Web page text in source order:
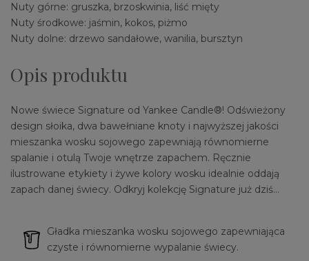
Nuty górne: gruszka, brzoskwinia, liść mięty
Nuty środkowe: jaśmin, kokos, piżmo
Nuty dolne: drzewo sandałowe, wanilia, bursztyn
Opis produktu
Nowe świece Signature od Yankee Candle®! Odświeżony
design słoika, dwa bawełniane knoty i najwyższej jakości
mieszanka wosku sojowego zapewniają równomierne
spalanie i otulą Twoje wnętrze zapachem. Ręcznie
ilustrowane etykiety i żywe kolory wosku idealnie oddają
zapach danej świecy. Odkryj kolekcję Signature już dziś…
Gładka mieszanka wosku sojowego zapewniająca
czyste i równomierne wypalanie świecy.